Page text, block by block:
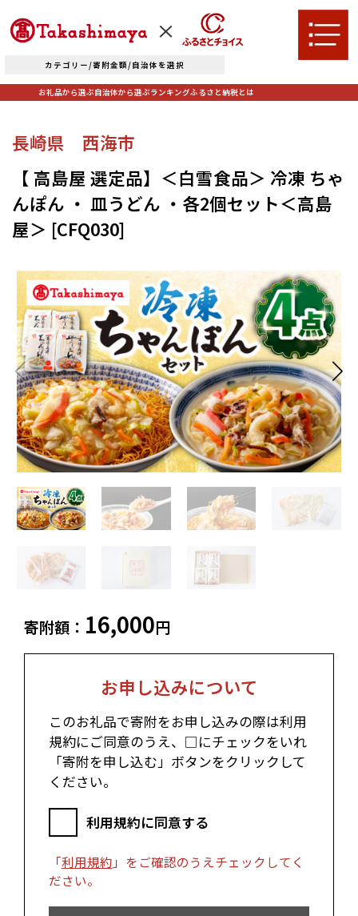
カテゴリー/寄附金額/自治体を選択
お礼品から選ぶ
肉 米・パン
魚貝類
野菜類
卵（鶏、
烏骨鶏等）
お酒
飲料類 菓子
加工品等 麺類
調味料・油 鍋セット
旅行
イベントや
チケット等
雑貨・日用品
美容
ファッション
工芸品・
自治体から選ぶ
北海道エリア
札幌市（北海道）千歳市（北海道）
石狩市（北海道）小樽市（北海道）
東川町（北海道）枝幸町（北海道）
白老町（北海道）別海町（北海道）
東北エリア
蓬田村（青森県）花巻市（岩手県）
塩竈市（宮城県）
関東エリア
世田谷区（東京都）
横浜市（神奈川県）
中部エリア
輪島市（石川県）加賀市（石川県）
鯖江市（福井県）
高山市（岐阜県）
関市（岐阜県）
中津川市（岐阜県）美濃加茂市（岐阜県）
郡上市（岐阜県）浜松市（静岡県）
富士市（静岡県）
近畿エリア
多気町（三重県）明和町（三重県）
湖南市（滋賀県）
東近江市（滋賀県）京都市（京都府）
与謝野町（京都府）
阪南市（大阪府）堺市（大阪府）
ランキング
ふるさと納税とは
よくある質問とお問い合わせ
お礼品から選ぶ自治体から選ぶランキングふるさと納税とは
長崎県 西海市
【 高島屋 選定品】＜白雪食品＞ 冷凍 ちゃ
んぽん ・ 皿うどん ・各2個セット＜高島
屋＞ [CFQ030]
寄附額： 16,000円
お申し込みについて
このお礼品で寄附をお申し込みの際は利用
規約にご同意のうえ、□にチェックをいれ
「寄附を申し込む」ボタンをクリックして
ください。
利用規約に同意する
「利用規約 」をご確認のうえチェックしてく
ださい。